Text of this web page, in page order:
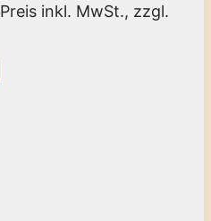
Preis inkl. MwSt., zzgl.